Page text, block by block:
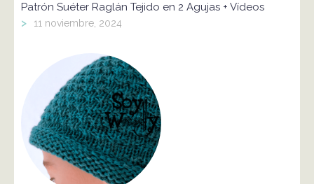
Patrón Suéter Raglán Tejido en 2 Agujas + Vídeos
> 11 noviembre, 2024